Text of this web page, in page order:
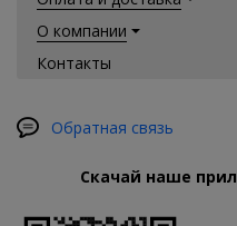
О компании
Контакты
Обратная связь
Скачай наше